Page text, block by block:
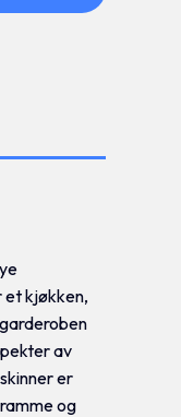
et kjøkken,
av
er
og